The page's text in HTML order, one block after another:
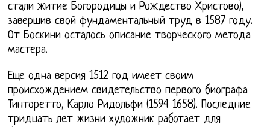
стали житие Богородицы и Рождество Христово),
завершив свой фундаментальный труд в 1587 году.
От Боскини осталось описание творческого метода
мастера.
Еще одна версия 1512 год имеет своим
происхождением свидетельство первого биографа
Тинторетто, Карло Ридольфи (1594 1658). Последние
тридцать лет жизни художник работает для